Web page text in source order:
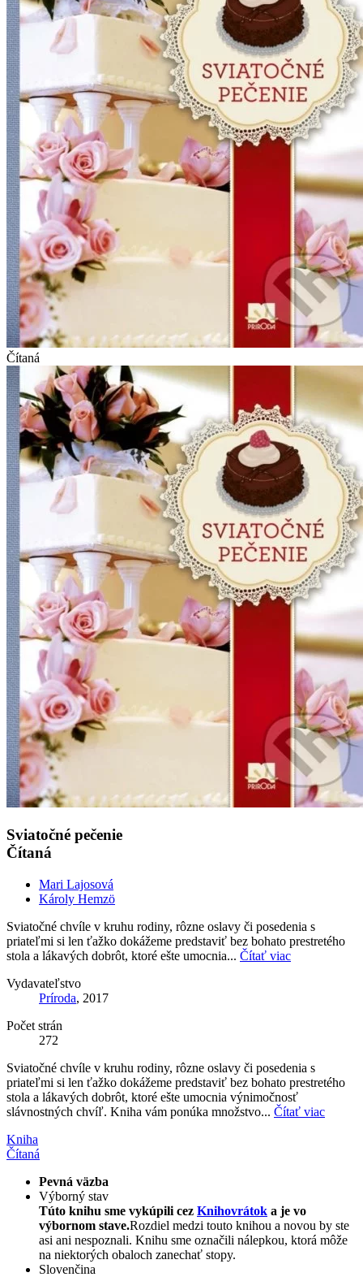
Čítaná
Sviatočné pečenie
Čítaná
Mari Lajosová
Károly Hemzö
Sviatočné chvíle v kruhu rodiny, rôzne oslavy či posedenia s
priateľmi si len ťažko dokážeme predstaviť bez bohato prestretého
stola a lákavých dobrôt, ktoré ešte umocnia... Čítať viac
Vydavateľstvo
Príroda, 2017
Počet strán
272
Sviatočné chvíle v kruhu rodiny, rôzne oslavy či posedenia s
priateľmi si len ťažko dokážeme predstaviť bez bohato prestretého
stola a lákavých dobrôt, ktoré ešte umocnia výnimočnosť
slávnostných chvíľ. Kniha vám ponúka množstvo... Čítať viac
Kniha
Čítaná
Pevná väzba
Výborný stav
Túto knihu sme vykúpili cez Knihovrátok a je vo
výbornom stave.Rozdiel medzi touto knihou a novou by ste
asi ani nespoznali. Knihu sme označili nálepkou, ktorá môže
na niektorých obaloch zanechať stopy.
Slovenčina